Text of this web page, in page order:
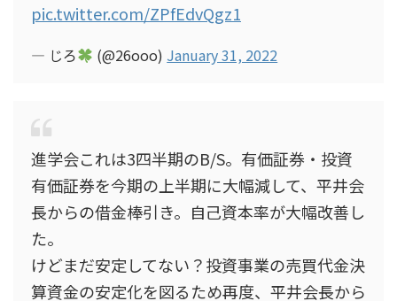
pic.twitter.com/ZPfEdvQgz1
— じろ (@26ooo) January 31, 2022
進学会これは3四半期のB/S。有価証券・投資
有価証券を今期の上半期に大幅減して、平井会
長からの借金棒引き。自己資本率が大幅改善し
た。
けどまだ安定してない？投資事業の売買代金決
算資金の安定化を図るため再度、平井会長から